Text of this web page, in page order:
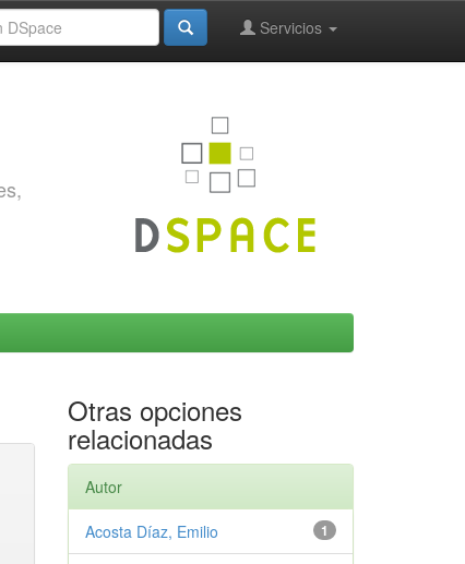
Servicios
Otras opciones
relacionadas
Autor
1
Acosta Díaz, Emilio